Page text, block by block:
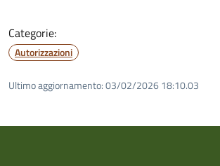
Categorie:
Autorizzazioni
Ultimo aggiornamento:03/02/2026 18:10.03